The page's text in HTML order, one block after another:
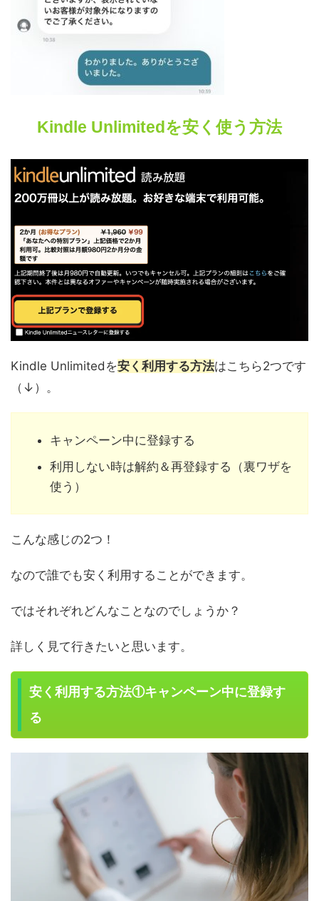
Kindle Unlimitedを安く使う方法
Kindle Unlimitedを安く利用する方法はこちら2つです
（↓）。
キャンペーン中に登録する
利用しない時は解約＆再登録する（裏ワザを
使う）
こんな感じの2つ！
なので誰でも安く利用することができます。
ではそれぞれどんなことなのでしょうか？
詳しく見て行きたいと思います。
安く利用する方法①キャンペーン中に登録す
る